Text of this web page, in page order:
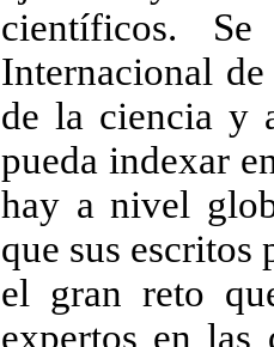
científicos.
Internacional
de la ciencia y
pueda indexar
hay a nivel
que sus escritos
el gran reto
expertos en las